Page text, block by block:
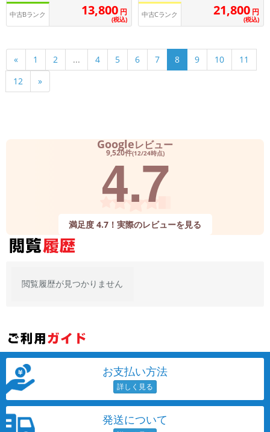
中古Bランク 13,800 円
(税込)
中古Cランク 21,800 円
(税込)
« 1 2 ... 4 5 6 7 8 9 10
11
12
»
Googleレビュー
9,520件(12/24時点)
4.7
満足度 4.7！実際のレビューを見る
閲覧履歴が見つかりません
お支払い方法
発送について